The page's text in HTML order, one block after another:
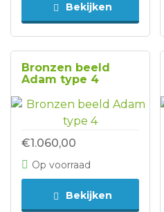
Bekijken
Bronzen beeld
Adam type 4
€1.060,00
Op voorraad
Bekijken